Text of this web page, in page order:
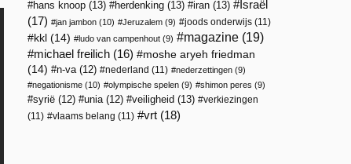
hans knoop (13) herdenking (13) iran (13)
Israël
(17)
jan jambon (10) Jeruzalem (9) joods onderwijs (11)
kkl (14) ludo van campenhout (9) magazine (19)
michael freilich (16)
moshe aryeh friedman
(14)
n-va(12) nederland (11) nederzettingen (9)
negationisme (10) olympische spelen (9) shimon peres (9)
syrië (12) unia(12) veiligheid (13)
verkiezingen
(11)
vlaams belang (11) vrt (18)